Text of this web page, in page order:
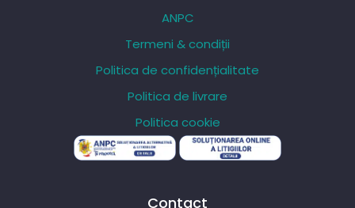
ANPC
Termeni & condiții
Politica de confidențialitate
Politica de livrare
Politica cookie
Contact